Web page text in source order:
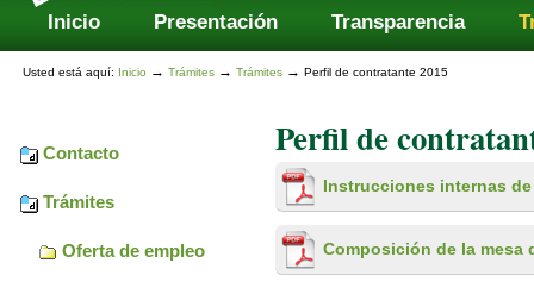
navegación
Inicio Presentación Transparencia
Usted está aquí: Inicio →Trámites →Trámites →Perfil de contratante 2015
Contacto
Trámites
Oferta de empleo
Perfil de
Instrucciones internas
Composición de la mesa